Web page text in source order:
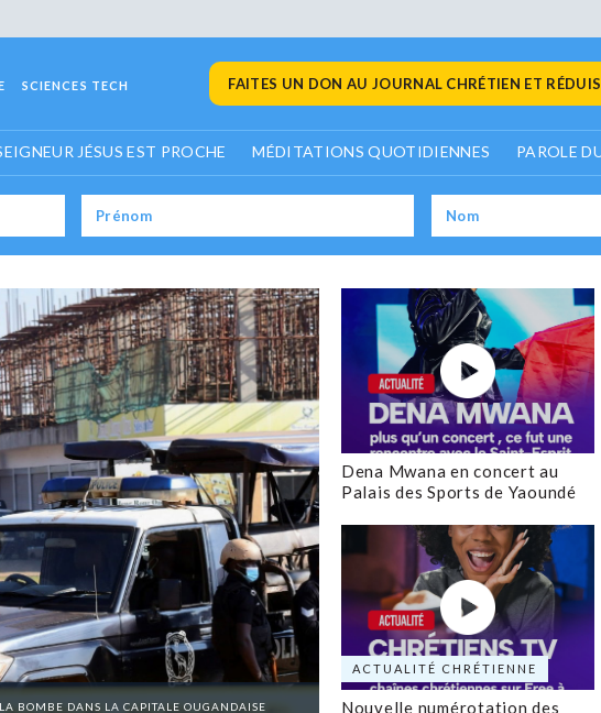
SCIENCES TECH FAITES UN DON AU JOURNAL CHRÉTIEN ET
JÉSUS EST PROCHE MÉDITATIONS QUOTIDIENNES PAROLE
BOMBE DANS LA CAPITALE OUGANDAISE
Dena Mwana en concert au
Palais des Sports de Yaoundé
ACTUALITÉ CHRÉTIENNE
Nouvelle numérotation des